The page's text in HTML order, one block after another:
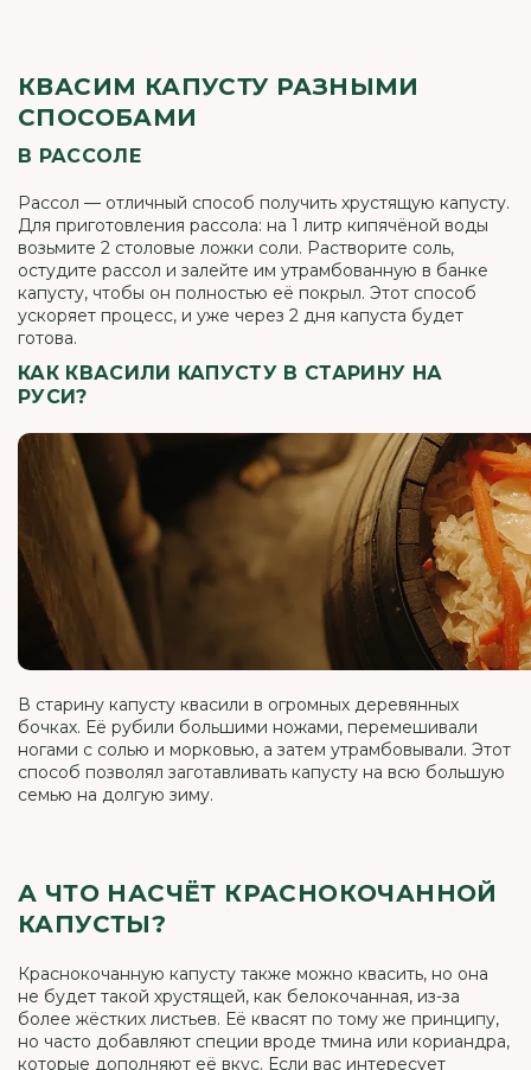
КВАСИМ КАПУСТУ РАЗНЫМИ
СПОСОБАМИ
В РАССОЛЕ
Рассол — отличный способ получить хрустящую капусту.
Для приготовления рассола: на 1 литр кипячёной воды
возьмите 2 столовые ложки соли. Растворите соль,
остудите рассол и залейте им утрамбованную в банке
капусту, чтобы он полностью её покрыл. Этот способ
ускоряет процесс, и уже через 2 дня капуста будет
готова.
КАК КВАСИЛИ КАПУСТУ В СТАРИНУ НА
РУСИ?
В старину капусту квасили в огромных деревянных
бочках. Её рубили большими ножами, перемешивали
ногами с солью и морковью, а затем утрамбовывали. Этот
способ позволял заготавливать капусту на всю большую
семью на долгую зиму.
А ЧТО НАСЧЁТ КРАСНОКОЧАННОЙ
КАПУСТЫ?
Краснокочанную капусту также можно квасить, но она
не будет такой хрустящей, как белокочанная, из-за
более жёстких листьев. Её квасят по тому же принципу,
но часто добавляют специи вроде тмина или кориандра,
которые дополняют её вкус. Если вас интересует